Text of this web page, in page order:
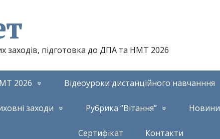
заходів, підготовка до ДПА та НМТ 2026
2026 Відеоуроки дистанційного навчанння
заходи Рубрика “Вітання” Новини
Сертифікат Контакти